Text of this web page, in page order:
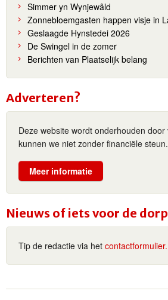
Simmer yn Wynjewâld
Zonnebloemgasten happen visje in
Geslaagde Hynstedei 2026
De Swingel in de zomer
Berichten van Plaatselijk belang
Adverteren?
Deze website wordt onderhouden door
kunnen we niet zonder financiële steun.
Meer informatie
Nieuws of iets voor de
Tip de redactie via het contactformulier.